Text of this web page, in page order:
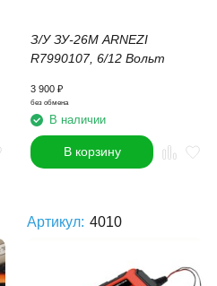
З/У ЗУ-26М ARNEZI
R7990107, 6/12 Вольт
3 900 ₽
без обмена
В наличии
В корзину
Артикул: 4010